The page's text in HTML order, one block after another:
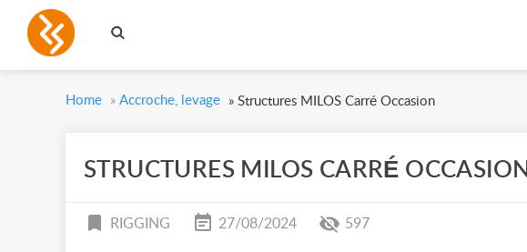
Home » Accroche, levage » Structures MILOS Carré Occasion
STRUCTURES MILOS CARRÉ OCCASION
RIGGING 27/08/2024 597